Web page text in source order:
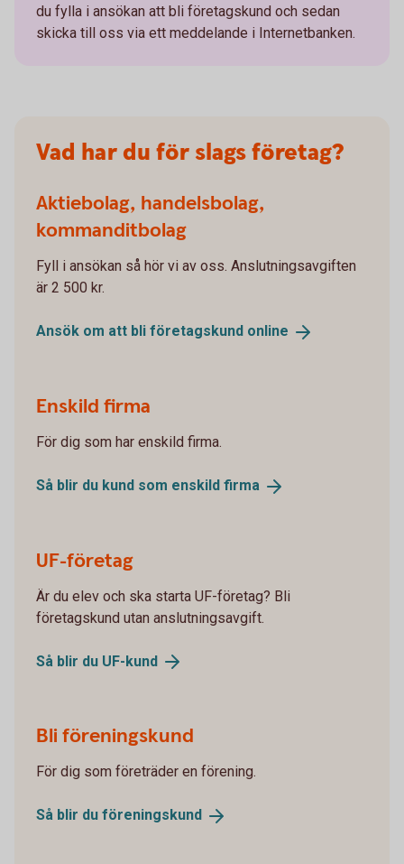
du fylla i ansökan att bli företagskund och sedan
skicka till oss via ett meddelande i Internetbanken.
Vad har du för slags företag?
Aktiebolag, handelsbolag,
kommanditbolag
Fyll i ansökan så hör vi av oss. Anslutningsavgiften
är 2 500 kr.
Ansök om att bli företagskund online
Enskild firma
För dig som har enskild firma.
Så blir du kund som enskild firma
UF-företag
Är du elev och ska starta UF-företag? Bli
företagskund utan anslutningsavgift.
Så blir du UF-kund
Bli föreningskund
För dig som företräder en förening.
Så blir du föreningskund